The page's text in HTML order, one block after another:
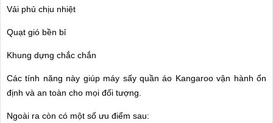
Vải phủ chịu nhiệt
Quạt gió bền bỉ
Khung dựng chắc chắn
Các tính năng này giúp máy sấy quần áo Kangaroo vận hành ổn
định và an toàn cho mọi đối tượng.
Ngoài ra còn có một số ưu điểm sau: